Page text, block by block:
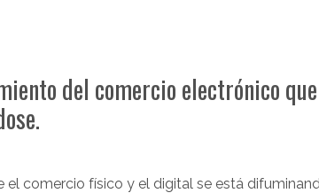
del comercio electrónico
el comercio físico y el digital se está